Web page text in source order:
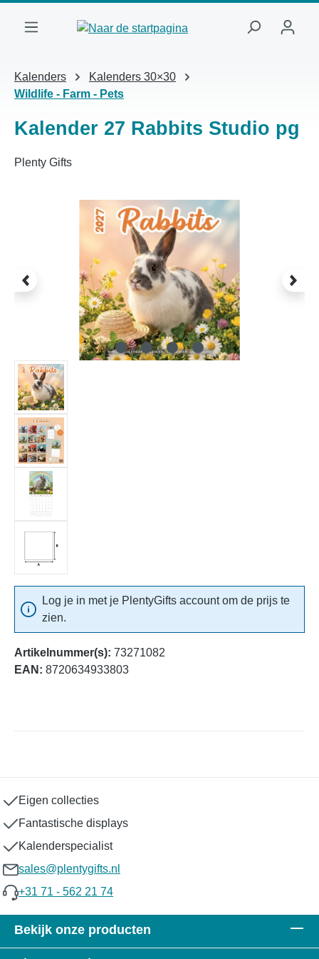
Kalenders
Kalenders 30×30
Wildlife - Farm - Pets
Kalender 27 Rabbits Studio pg
Plenty Gifts
Log je in met je PlentyGifts account om de prijs te
zien.
Artikelnummer(s): 73271082
EAN: 8720634933803
Eigen collecties
Fantastische displays
Kalenderspecialist
sales@plentygifts.nl
+31 71 - 562 21 74
Bekijk onze producten